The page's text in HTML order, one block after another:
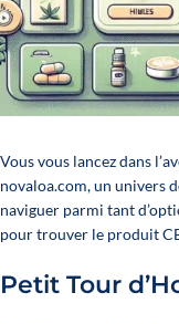
Vous vous lancez dans
novaloa.com, un univers
naviguer parmi tant
pour trouver le produit
Petit Tour